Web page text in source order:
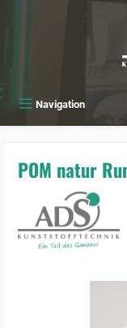
Navigation
POM natur